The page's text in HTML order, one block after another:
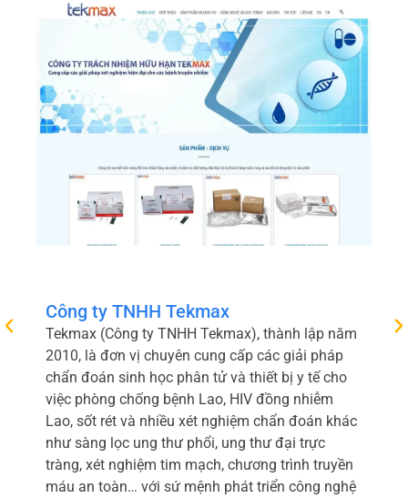
Công ty TNHH Tekmax
Tekmax (Công ty TNHH Tekmax), thành lập năm
2010, là đơn vị chuyên cung cấp các giải pháp
chẩn đoán sinh học phân tử và thiết bị y tế cho
việc phòng chống bệnh Lao, HIV đồng nhiễm
Lao, sốt rét và nhiều xét nghiệm chẩn đoán khác
như sàng lọc ung thư phổi, ung thư đại trực
tràng, xét nghiệm tim mạch, chương trình truyền
máu an toàn… với sứ mệnh phát triển công nghệ